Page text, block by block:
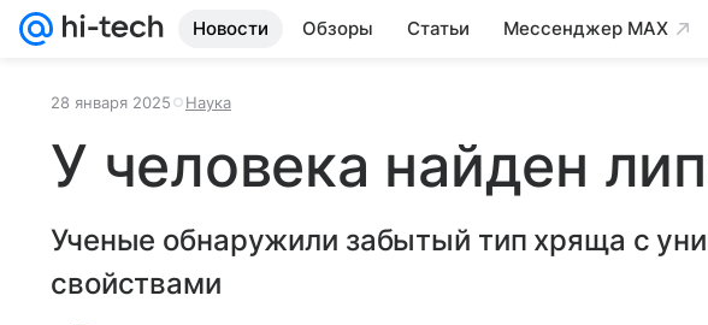
Новости Обзоры Статьи Мессенджер MAX
28 января 2025 Наука
У человека найден
Ученые обнаружили забытый тип хряща с
свойствами